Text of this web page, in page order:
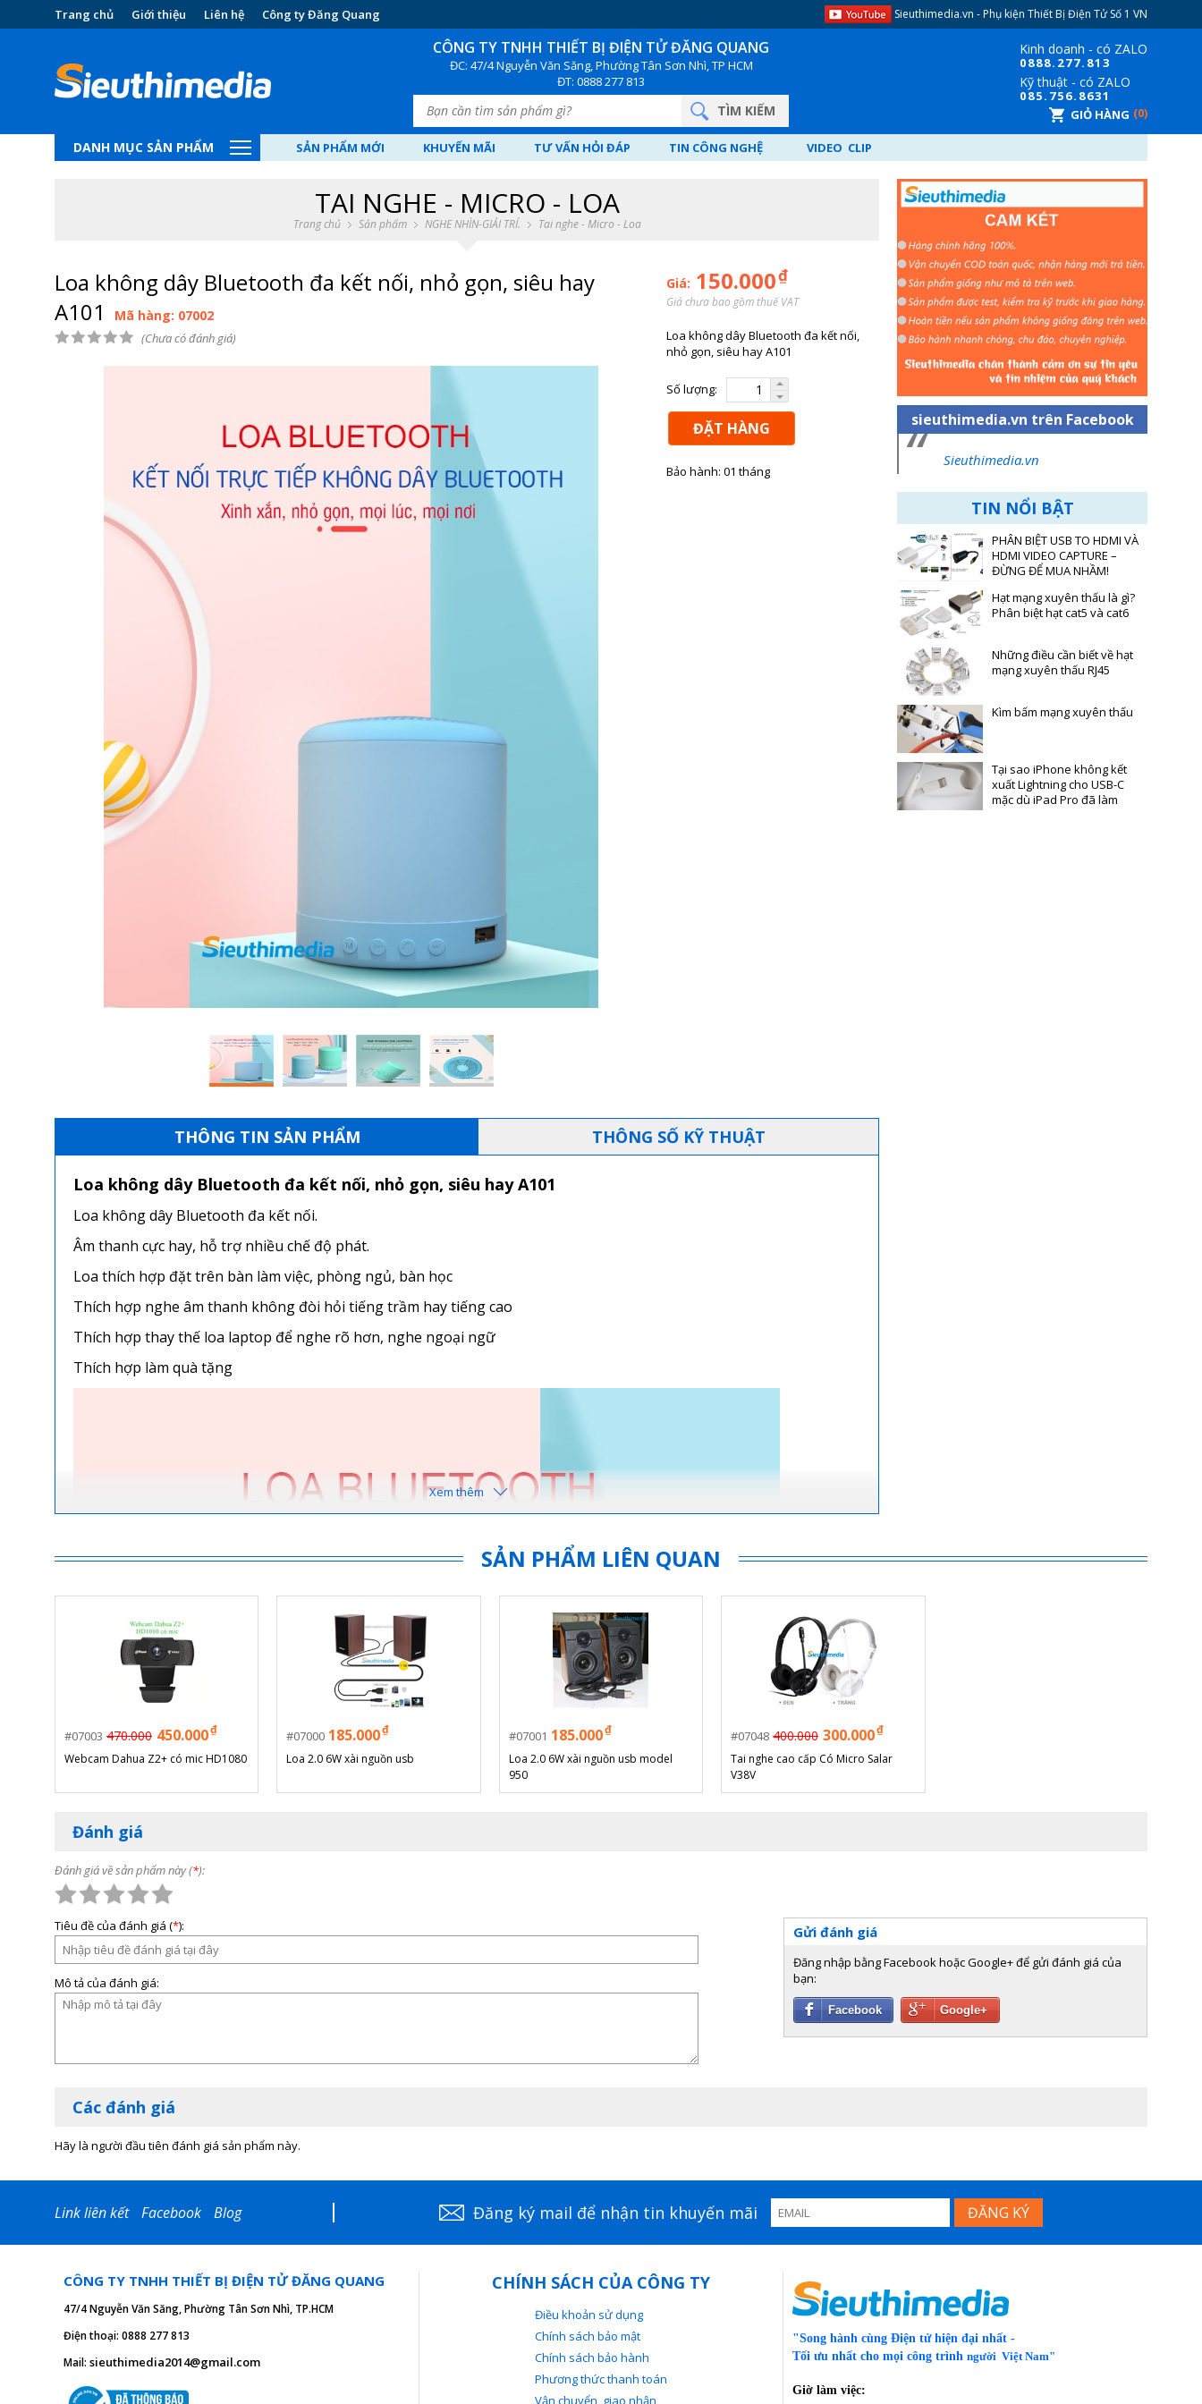
Trang chủ Giới thiệu Liên hệ Công ty Đăng Quang Sieuthimedia.vn - Phụ kiện Thiết Bị Điện Tử​ Số 1 VN
CÔNG TY TNHH THIẾT BỊ ĐIỆN TỬĐĂNG QUANG
ĐC: 47/4 Nguyễn Văn Săng, Phường Tân Sơn Nhì, TP HCM
ĐT: 0888 277 813
Kinh doanh - có ZALO
0888.277.813
Kỹ thuật - có ZALO
085.756.8631
GIỎ HÀNG
0
DANH MỤC SẢN PHẨM SẢN PHẨM MỚI KHUYẾN MÃI TƯ VẤN HỎI ĐÁP TIN CÔNG NGHỆ VIDEO CLIP
sieuthimedia.vn trên Facebook
Sieuthimedia.vn
TIN NỔI BẬT
PHÂN BIỆT USB TO HDMI VÀ
HDMI VIDEO CAPTURE –
ĐỪNG ĐỂ MUA NHẦM!
Hạt mạng xuyên thấu là gì?
Phân biệt hạt cat5 và cat6
Những điều cần biết về hạt
mạng xuyên thấu RJ45
Kìm bấm mạng xuyên thấu
Tại sao iPhone không kết
xuất Lightning cho USB-C
mặc dù iPad Pro đã làm
TAI NGHE - MICRO - LOA
Trang chủ Sản phẩm NGHE NHÌN-GIẢI TRÍ. Tai nghe - Micro - Loa
Loa không dây Bluetooth đa kết nối, nhỏ gọn, siêu hay
A101
Mã hàng: 07002
(Chưa có đánh giá)
Giá: 150.000₫
Giá chưa bao gồm thuế VAT
Loa không dây Bluetooth đa kết nối,
nhỏ gọn, siêu hay A101
Số lượng:
ĐẶT HÀNG
Bảo hành: 01 tháng
THÔNG TIN SẢN PHẨM THÔNG SỐ KỸ THUẬT
Loa không dây Bluetooth đa kết nối, nhỏ gọn, siêu hay A101
Loa không dây Bluetooth đa kết nối.
Âm thanh cực hay, hỗ trợ nhiều chế độ phát.
Loa thích hợp đặt trên bàn làm việc, phòng ngủ, bàn học
Thích hợp nghe âm thanh không đòi hỏi tiếng trầm hay tiếng cao
Thích hợp thay thế loa laptop để nghe rõ hơn, nghe ngoại ngữ
Thích hợp làm quà tặng
SẢN PHẨM LIÊN QUAN
07003 470.000 450.000₫
Webcam Dahua Z2+ có mic HD1080
07000 185.000₫
Loa 2.0 6W xài nguồn usb
07001 185.000₫
Loa 2.0 6W xài nguồn usb model
950
07048 400.000 300.000₫
Tai nghe cao cấp Có Micro Salar
V38V
Đánh giá
Đánh giá về sản phẩm này (*):
Tiêu đề của đánh giá (*):
Mô tả của đánh giá:
Gửi đánh giá
Đăng nhập bằng Facebook hoặc Google+ để gửi đánh giá của
bạn:
Facebook Google+
Các đánh giá
Hãy là người đầu tiên đánh giá sản phẩm này.
Link liên kết Facebook Blog Đăng ký mail để nhận tin khuyến mãi
CÔNG TY TNHH THIẾT BỊ ĐIỆN TỬ ĐĂNG QUANG
47/4 Nguyễn Văn Săng, Phường Tân Sơn Nhì, TP.HCM
Điện thoại: 0888 277 813
Mail: sieuthimedia2014@gmail.com
CHÍNH SÁCH CỦA CÔNG TY
Điều khoản sử dụng
Chính sách bảo mật
Chính sách bảo hành
Phương thức thanh toán
Vận chuyển, giao nhận
"Song hành cùng Điện tử hiện đại nhất -
Tối ưu nhất cho mọi công trình người Việt Nam"
Giờ làm việc: